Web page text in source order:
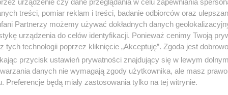
Citizen Lab, dane do telefonu transferowano,
posłów, pracowników sekretariatu, żeby
Brejza.
słowom prawo i sprawiedliwość, my na tej sali
ale też komisja da sygnał jak zabezpieczyć
treści, pomiar reklam i treści, badanie odbiorców oraz
Partnerzy możemy używać dokładnych danych
urządzenia do celów identyfikacji. Ponieważ cenimy Twoją
tych technologii poprzez kliknięcie „Akceptuję”. Zgoda jest
przycisk ustawień prywatności znajdujący się w lewym
danych nie wymagają zgody użytkownika, ale masz
Preferencje będą miały zastosowania tylko na tej witrynie.